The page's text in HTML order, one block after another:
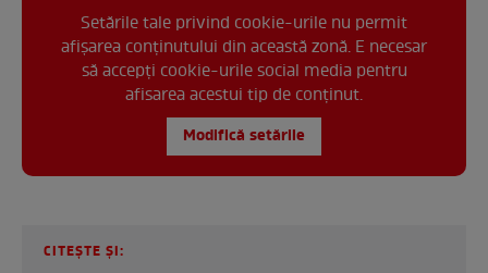
Setările tale privind cookie-urile nu permit
afișarea conținutului din această zonă. E necesar
să accepți cookie-urile social media pentru
afisarea acestui tip de conținut.
Modifică setările
CITEȘTE ȘI: